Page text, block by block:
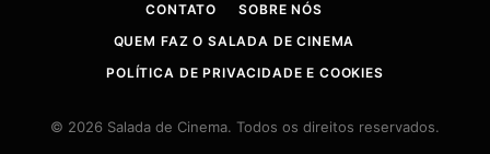
CONTATO
SOBRE NÓS
QUEM FAZ O SALADA DE CINEMA
POLÍTICA DE PRIVACIDADE E COOKIES
© 2026 Salada de Cinema. Todos os direitos reservados.